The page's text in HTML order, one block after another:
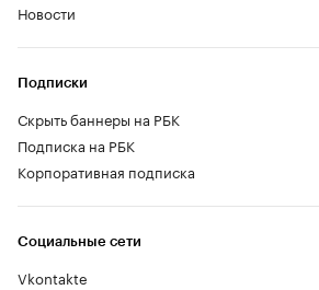
Новости
Социальные сети
Vkontakte
Подписки
Скрыть баннеры на РБК
Подписка на РБК
Корпоративная подписка